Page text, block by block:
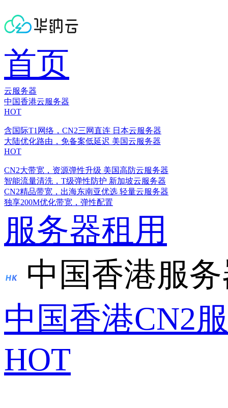
首页
云服务器
中国香港云服务器
HOT
含国际T1网络，CN2三网直连 日本云服务器
大陆优化路由，免备案低延迟 美国云服务器
HOT
CN2大带宽，资源弹性升级 美国高防云服务器
智能流量清洗，T级弹性防护 新加坡云服务器
CN2精品带宽，出海东南亚优选 轻量云服务器
独享200M优化带宽，弹性配置
服务器租用
中国香港服
中国香港CN2
HOT